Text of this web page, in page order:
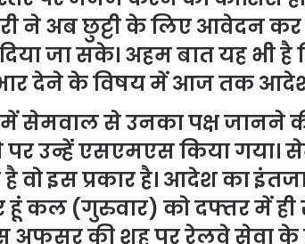
ने अब छुट्टी के लिए आवेदन कर
जा सके। अहम बात यह भी
देने के विषय में आज तक आदेश
सेमवाल से उनका पक्ष जानने
पर उन्हें एसएमएस किया
है वो इस प्रकार है। आदेश का
कल (गुरुवार) को दफ्तर में ही
अफसर की शह पर रेलवे सेवा के